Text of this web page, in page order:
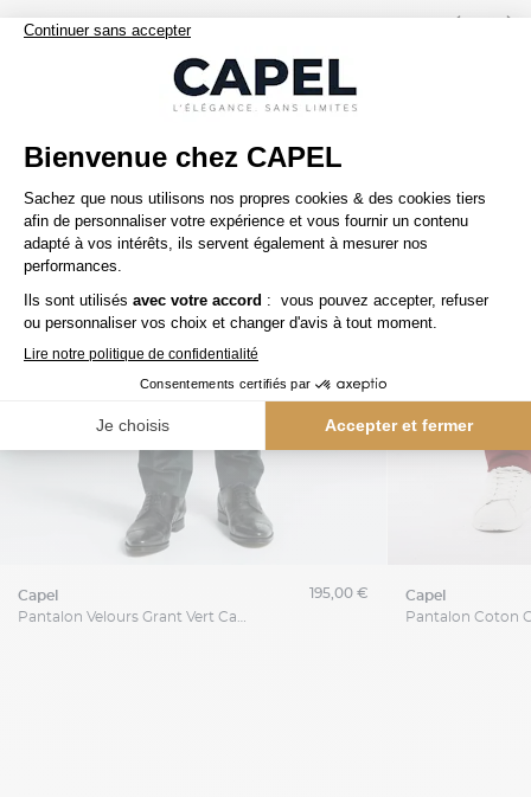
Nos clients aiment aussi
capel
Pantalon Velours Grant Vert Capel Grande Taille
195,00 € capel